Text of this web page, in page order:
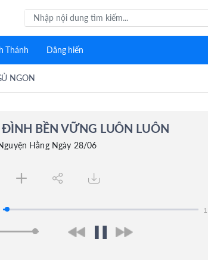
Thánh Dâng hiến
NGON
ĐÌNH BỀN VỮNG LUÔN LUÔN
Hằng Ngày 28/06